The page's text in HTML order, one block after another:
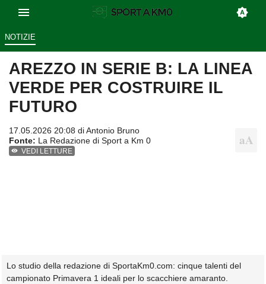
NOTIZIE
AREZZO IN SERIE B: LA LINEA
VERDE PER COSTRUIRE IL
FUTURO
17.05.2026 20:08 diAntonio Bruno
Fonte: La Redazione di Sport a Km 0
VEDI LETTURE
Lo studio della redazione di SportaKm0.com: cinque talenti del
campionato Primavera 1 ideali per lo scacchiere amaranto.